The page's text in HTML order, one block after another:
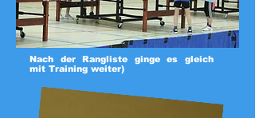
Nach der Rangliste ginge es gleich
mit Training weiter)